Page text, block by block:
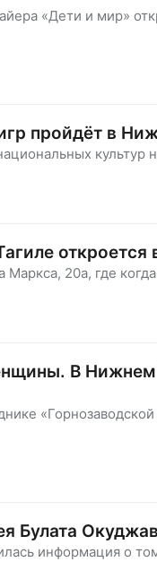
«Дети и мир»
пройдёт в
культур
откроется
20а, где
В Нижнем
Булата
информация о